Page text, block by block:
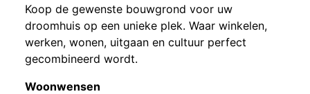
Koop de gewenste bouwgrond voor uw
droomhuis op een unieke plek. Waar winkelen,
werken, wonen, uitgaan en cultuur perfect
gecombineerd wordt.
Woonwensen